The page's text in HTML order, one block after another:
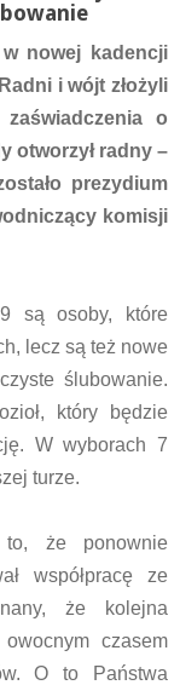
nowej kadencji
i wójt złożyli
o
otworzył radny –
prezydium
komisji
są osoby, które
lecz są też nowe
ślubowanie.
który będzie
W wyborach 7
turze.
to, że ponownie
współpracę ze
że kolejna
czasem
O to Państwa